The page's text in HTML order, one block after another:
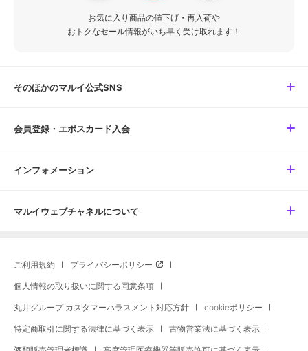
お気に入り商品の値下げ・再入荷や
おトクなセール情報がいち早く受け取れます！
そのほかのマルイ公式SNS
会員登録・エポスカード入会
インフォメーション
マルイウェブチャネルについて
ご利用規約 プライバシーポリシー
個人情報の取り扱いに関する同意条項
丸井グループ カスタマーハラスメント対応方針 cookieポリシー
特定商取引に関する法律に基づく表示 古物営業法に基づく表示